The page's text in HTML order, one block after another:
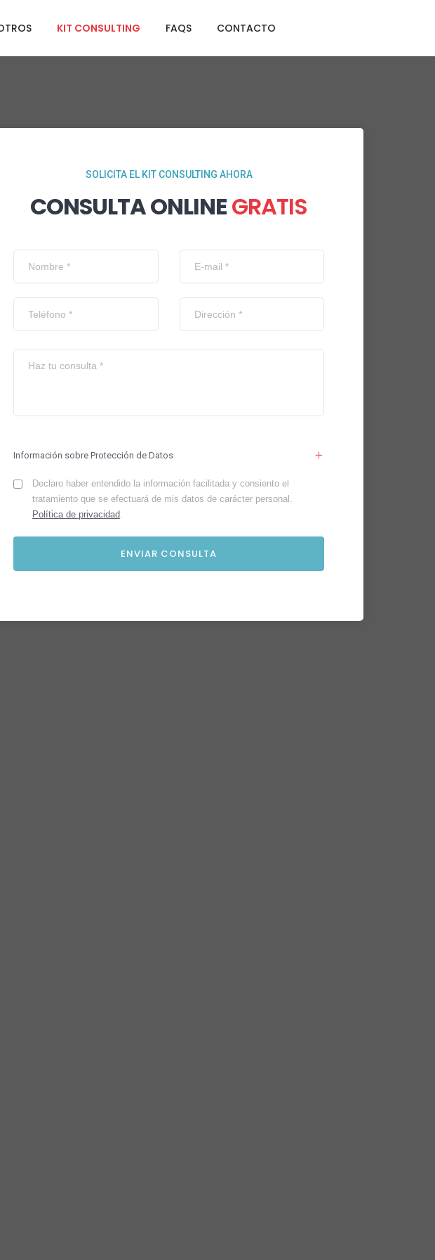
KIT CONSULTING FAQS CONTACTO
SOLICITA EL KIT CONSULTING AHORA
CONSULTA ONLINEGRATIS
Información sobre Protección de Datos
Declaro haber entendido la información facilitada y consiento el
tratamiento que se efectuará de mis datos de carácter personal.
Política de privacidad.